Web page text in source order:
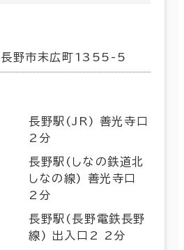
長野市末広町1355-5
長野駅(JR) 善光寺口
2分
長野駅(しなの鉄道北
しなの線) 善光寺口
2分
長野駅(長野電鉄長野
線) 出入口2 2分